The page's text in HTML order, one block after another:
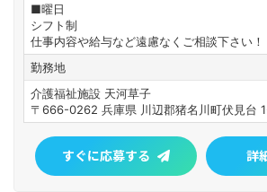
■曜日
シフト制
仕事内容や給与など遠慮なくご相談下さい！
勤務地
介護福祉施設 天河草子
〒666-0262 兵庫県 川辺郡猪名川町伏見台
すぐに応募する 詳